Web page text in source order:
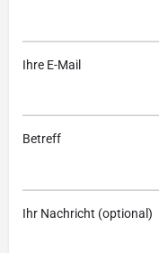
Ihre E-Mail
Betreff
Ihr Nachricht (optional)